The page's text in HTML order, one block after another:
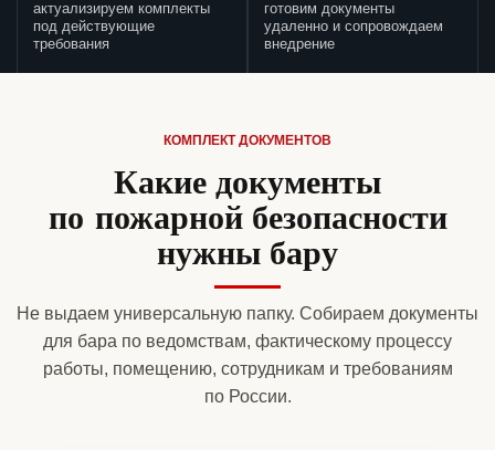
актуализируем комплекты
под действующие
требования
готовим документы
удаленно и сопровождаем
внедрение
КОМПЛЕКТ ДОКУМЕНТОВ
Какие документы
по пожарной безопасности
нужны бару
Не выдаем универсальную папку. Собираем документы
для бара по ведомствам, фактическому процессу
работы, помещению, сотрудникам и требованиям
по России.